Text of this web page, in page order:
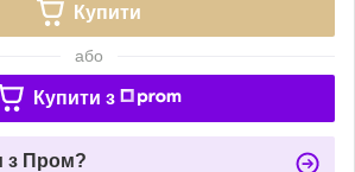
Купити
або
Купити з
з Пром?